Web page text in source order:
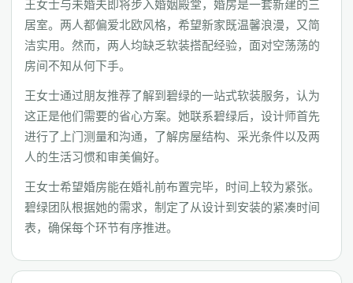
王女士与未婚夫即将步入婚姻殿堂，婚房是一套新建的三
居室。两人都偏爱北欧风格，希望新家既温馨浪漫，又简
洁实用。然而，两人均缺乏软装搭配经验，面对空荡荡的
房间不知从何下手。
王女士通过朋友推荐了解到碧绿的一站式软装服务，认为
这正是他们需要的省心方案。她联系碧绿后，设计师首先
进行了上门测量和沟通，了解房屋结构、采光条件以及两
人的生活习惯和审美偏好。
王女士希望婚房能在婚礼前布置完毕，时间上较为紧张。
碧绿团队根据她的需求，制定了从设计到安装的紧凑时间
表，确保每个环节有序推进。